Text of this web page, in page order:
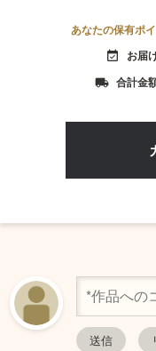
あなたの保有ポ
event_available お届
local_shipping 合計金